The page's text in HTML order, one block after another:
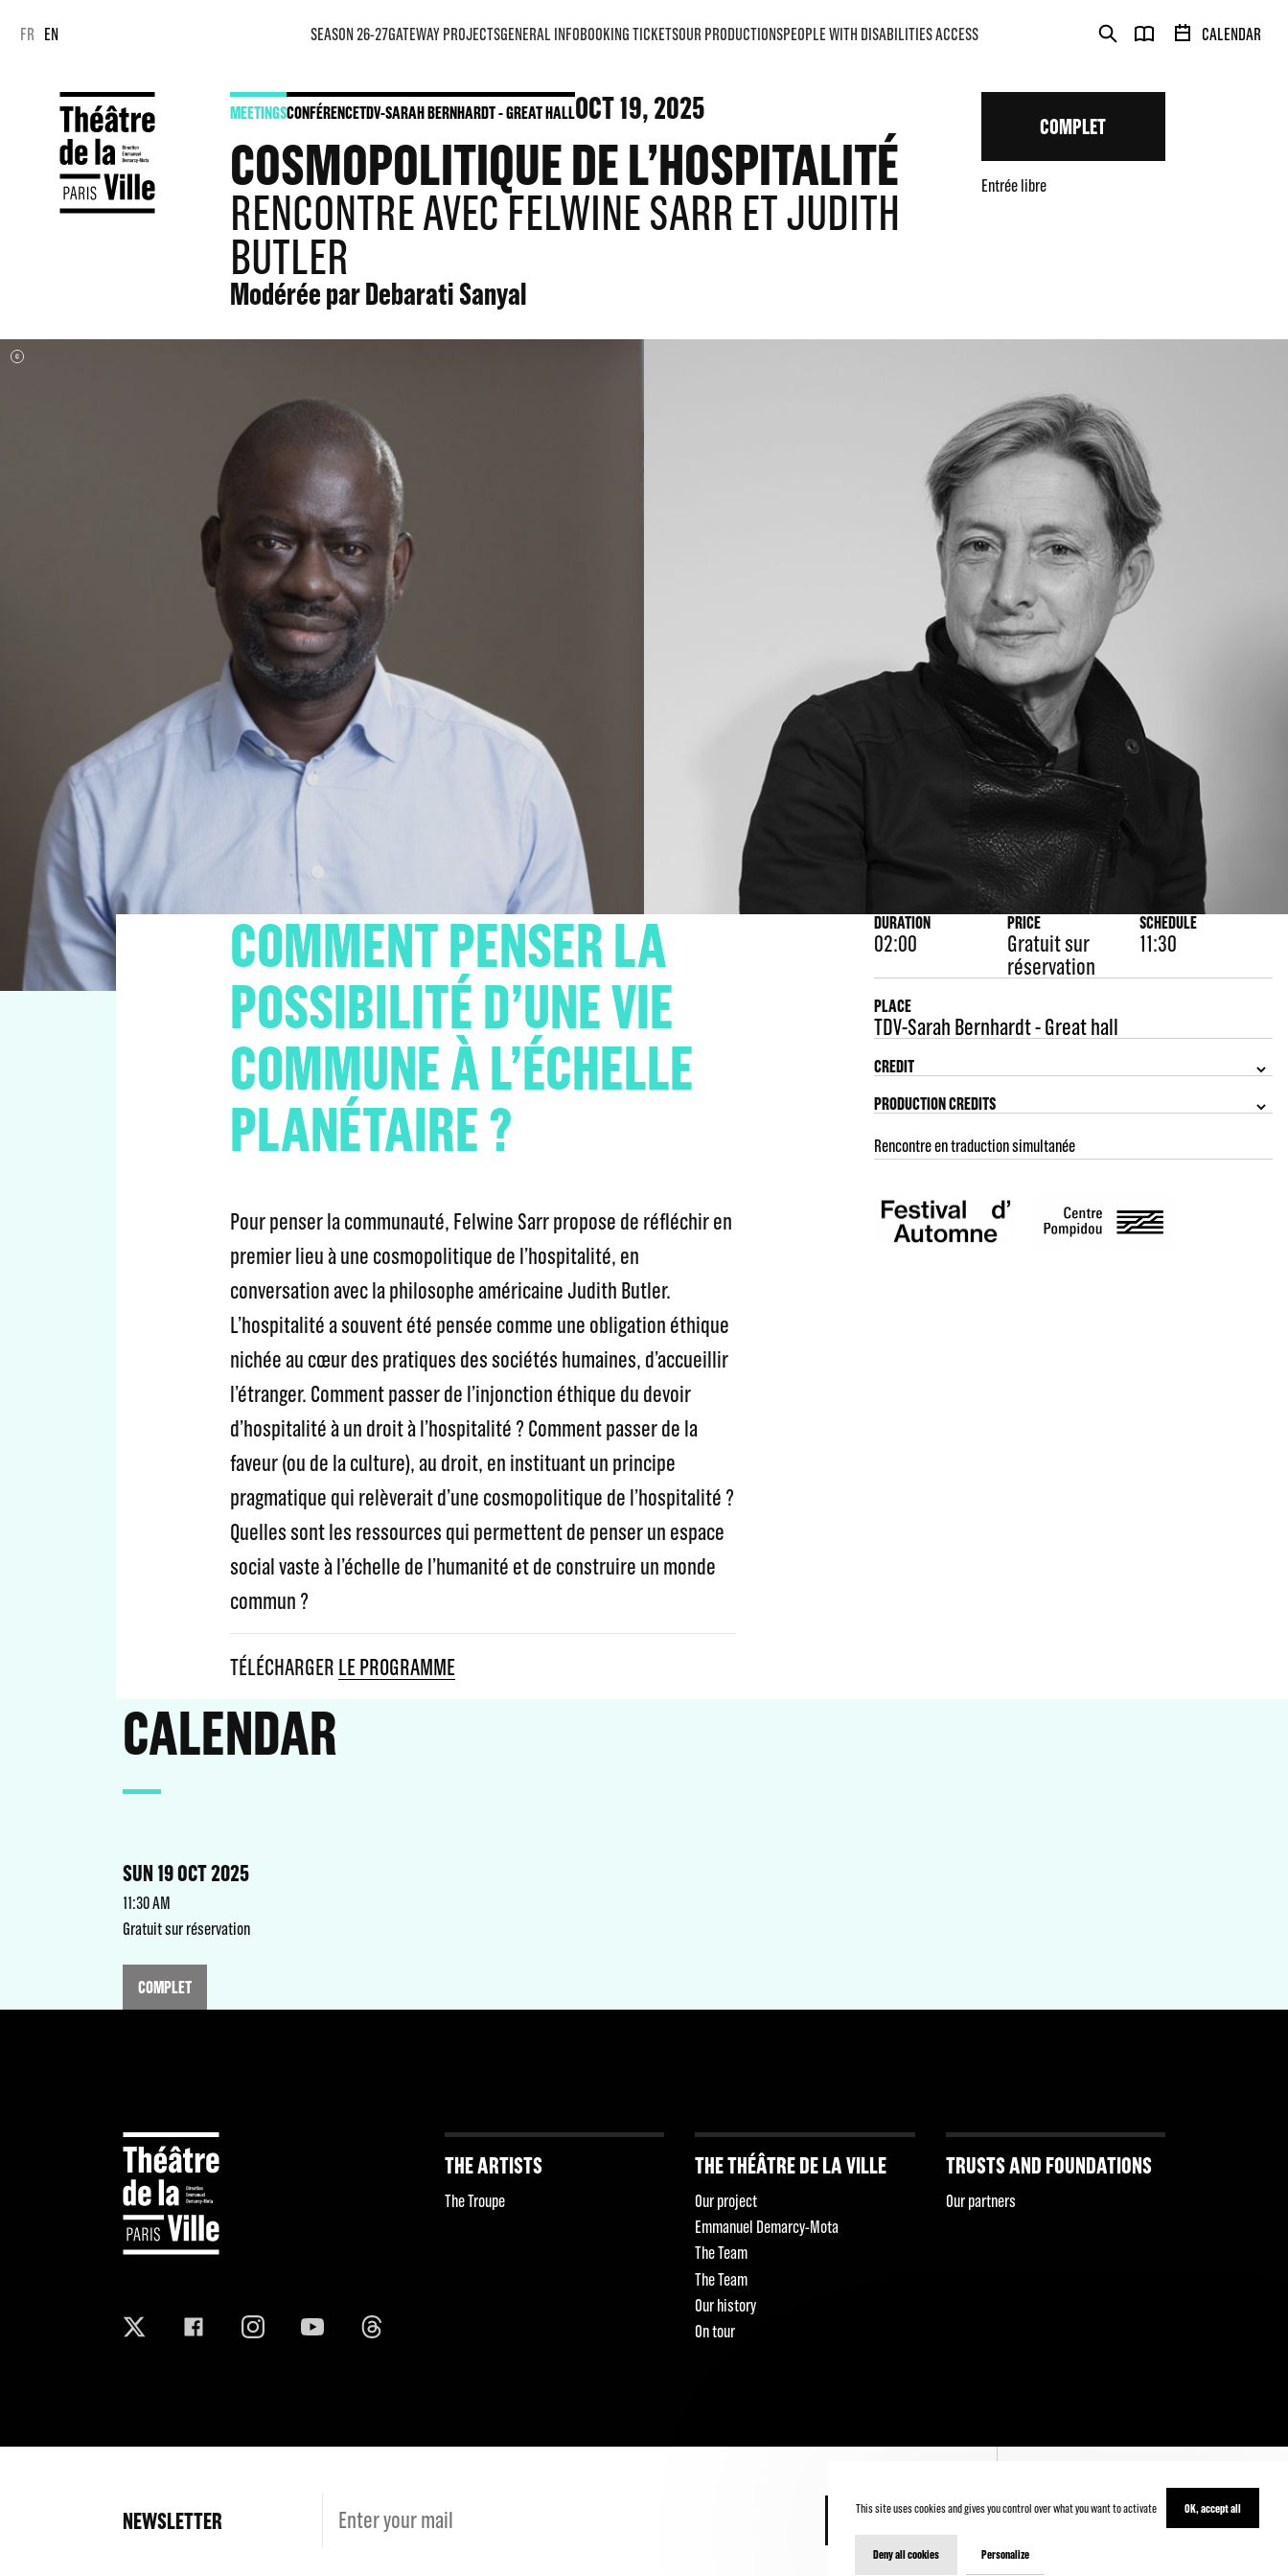
FR EN CALENDAR
SEASON 26-27GATEWAY PROJECTSGENERAL INFOBOOKING TICKETSOUR PRODUCTIONSPEOPLE WITH DISABILITIES ACCESS
MEETINGSCONFÉRENCETDV-SARAH BERNHARDT - GREAT HALLOCT19, 2025
COSMOPOLITIQUE DE L’HOSPITALITÉ
RENCONTRE AVEC FELWINE SARR ET JUDITH
BUTLER
Modérée par Debarati Sanyal
COMPLET
Entrée libre
COMMENT PENSER LA
POSSIBILITÉ D’UNE VIE
COMMUNE À L’ÉCHELLE
PLANÉTAIRE ?
Pour penser la communauté, Felwine Sarr propose de réfléchir en
premier lieu à une cosmopolitique de l’hospitalité, en
conversation avec la philosophe américaine Judith Butler.
L’hospitalité a souvent été pensée comme une obligation éthique
nichée au cœur des pratiques des sociétés humaines, d’accueillir
l’étranger. Comment passer de l’injonction éthique du devoir
d’hospitalité à un droit à l’hospitalité ? Comment passer de la
faveur (ou de la culture), au droit, en instituant un principe
pragmatique qui relèverait d’une cosmopolitique de l’hospitalité ?
Quelles sont les ressources qui permettent de penser un espace
social vaste à l’échelle de l’humanité et de construire un monde
commun ?
TÉLÉCHARGER LE PROGRAMME
DURATION
02:00
PRICE
Gratuit sur
réservation
SCHEDULE
11:30
PLACE
TDV-Sarah Bernhardt - Great hall
CREDIT
PRODUCTION CREDITS
Rencontre en traduction simultanée
CALENDAR
SUN 19 OCT 2025
11:30 AM
Gratuit sur réservation
COMPLET
THE ARTISTS
The Troupe
THE THÉÂTRE DE LA VILLE
Our project
Emmanuel Demarcy-Mota
The Team
The Team
Our history
On tour
TRUSTS AND FOUNDATIONS
Our partners
NEWSLETTER S' INSCRIRE
This site uses cookies and gives you control over what you want to activate OK, accept all
Deny all cookies Personalize